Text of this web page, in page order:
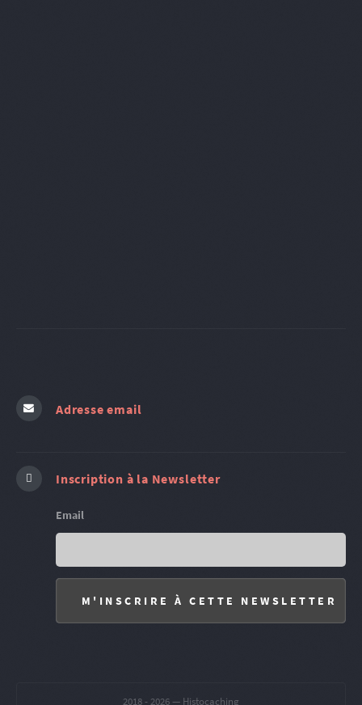
Adresse email
Inscription à la Newsletter
Email
2018 - 2026 — Histocaching